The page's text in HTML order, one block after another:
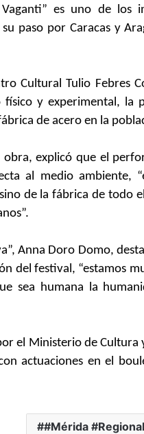
es uno de los
paso por Caracas y
Cultural Tulio
y experimental, la
de acero en la
obra, explicó que el
al medio ambiente,
de la fábrica de todo
Anna Doro Domo,
del festival, “estamos
sea humana la
el Ministerio de
actuaciones en el
#Mérida